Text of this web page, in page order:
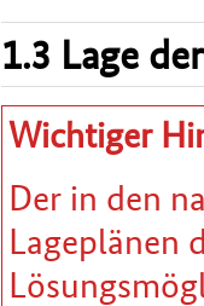
1.3 Lage
Wichtiger
Der in den
Lageplänen